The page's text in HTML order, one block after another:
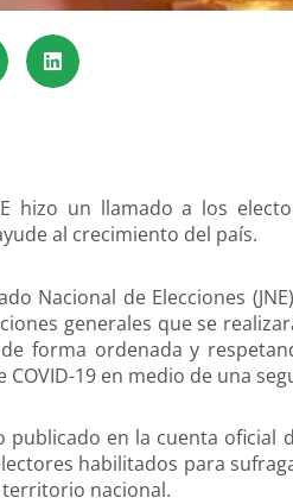
hizo un llamado a los
al crecimiento del país.
Nacional de Elecciones
generales que se
forma ordenada y
19 en medio de una
publicado en la cuenta
habilitados para
nacional.